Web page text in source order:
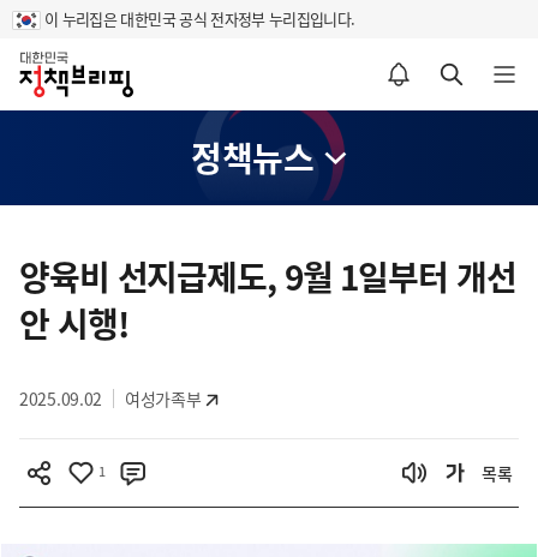
이 누리집은 대한민국 공식 전자정부 누리집입니다.
홈
알림설정 바로가기 검색 바로가기 메뉴 열기
정책뉴스
텐
츠
영
양육비 선지급제도, 9월 1일부터 개선
안 시행!
2025.09.02 여성가족부
1 목록